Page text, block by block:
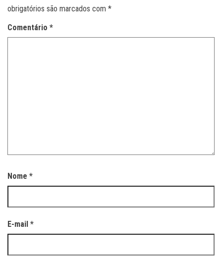
obrigatórios são marcados com *
Comentário *
Nome *
E-mail *